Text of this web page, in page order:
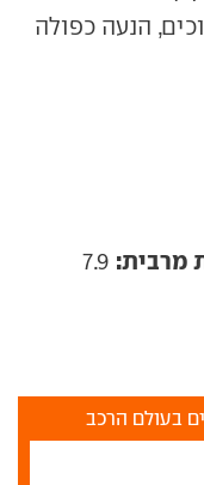
7.9
בעולם הרכב